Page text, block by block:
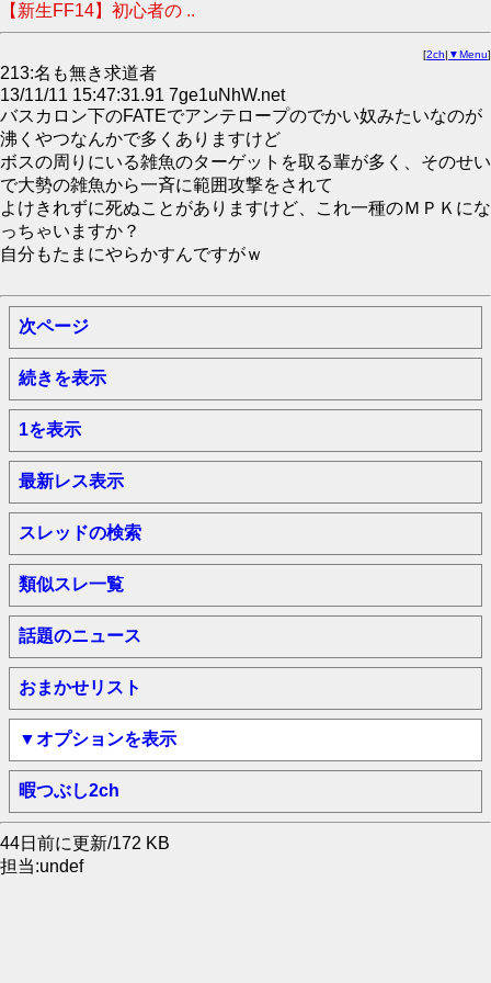
【新生FF14】初心者の ..
[2ch| ▼Menu]
213:名も無き求道者
13/11/11 15:47:31.91 7ge1uNhW.net
バスカロン下のFATEでアンテロープのでかい奴みたいなのが
沸くやつなんかで多くありますけど
ボスの周りにいる雑魚のターゲットを取る輩が多く、そのせい
で大勢の雑魚から一斉に範囲攻撃をされて
よけきれずに死ぬことがありますけど、これ一種のＭＰＫにな
っちゃいますか？
自分もたまにやらかすんですがｗ
次ページ
続きを表示
1を表示
最新レス表示
スレッドの検索
類似スレ一覧
話題のニュース
おまかせリスト
▼オプションを表示
暇つぶし2ch
44日前に更新/172 KB
担当:undef